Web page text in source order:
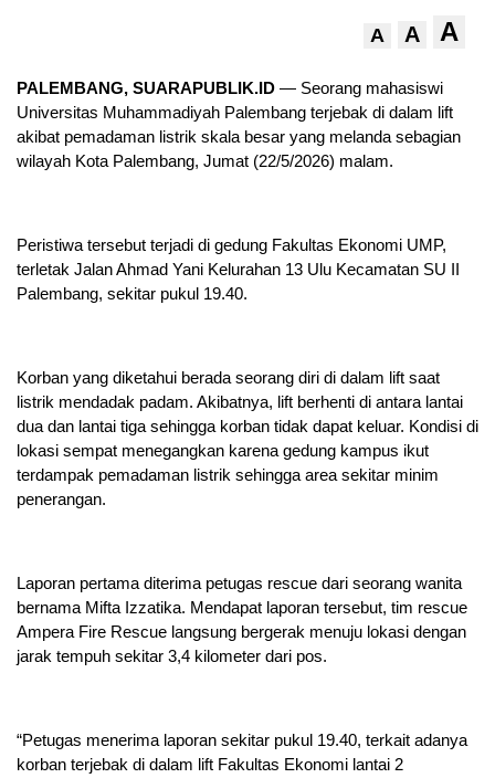
A A A
PALEMBANG, SUARAPUBLIK.ID — Seorang mahasiswi
Universitas Muhammadiyah Palembang terjebak di dalam lift
akibat pemadaman listrik skala besar yang melanda sebagian
wilayah Kota Palembang, Jumat (22/5/2026) malam.
Peristiwa tersebut terjadi di gedung Fakultas Ekonomi UMP,
terletak Jalan Ahmad Yani Kelurahan 13 Ulu Kecamatan SU II
Palembang, sekitar pukul 19.40.
Korban yang diketahui berada seorang diri di dalam lift saat
listrik mendadak padam. Akibatnya, lift berhenti di antara lantai
dua dan lantai tiga sehingga korban tidak dapat keluar. Kondisi di
lokasi sempat menegangkan karena gedung kampus ikut
terdampak pemadaman listrik sehingga area sekitar minim
penerangan.
Laporan pertama diterima petugas rescue dari seorang wanita
bernama Mifta Izzatika. Mendapat laporan tersebut, tim rescue
Ampera Fire Rescue langsung bergerak menuju lokasi dengan
jarak tempuh sekitar 3,4 kilometer dari pos.
“Petugas menerima laporan sekitar pukul 19.40, terkait adanya
korban terjebak di dalam lift Fakultas Ekonomi lantai 2